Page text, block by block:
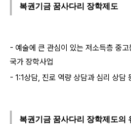
복권기금 꿈사다리 장학제도
- 예술에 큰 관심이 있는 저소득층 중
국가 장학사업
- 1:1상담, 진로 역량 상담과 심리 상담
복권기금 꿈사다리 장학제도의